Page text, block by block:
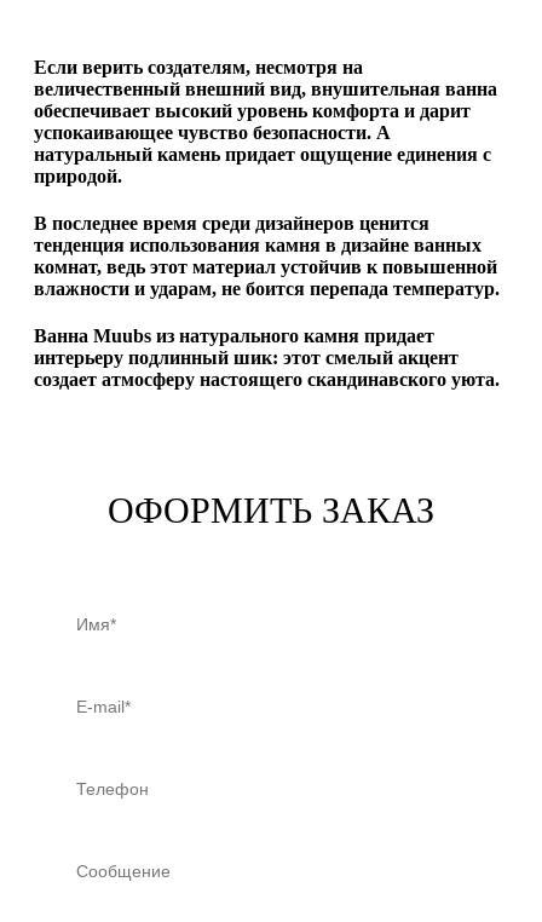
Если верить создателям, несмотря на
величественный внешний вид, внушительная ванна
обеспечивает высокий уровень комфорта и дарит
успокаивающее чувство безопасности. А
натуральный камень придает ощущение единения с
природой.
В последнее время среди дизайнеров ценится
тенденция использования камня в дизайне ванных
комнат, ведь этот материал устойчив к повышенной
влажности и ударам, не боится перепада температур.
Ванна Muubs из натурального камня придает
интерьеру подлинный шик: этот смелый акцент
создает атмосферу настоящего скандинавского уюта.
ОФОРМИТЬ ЗАКАЗ